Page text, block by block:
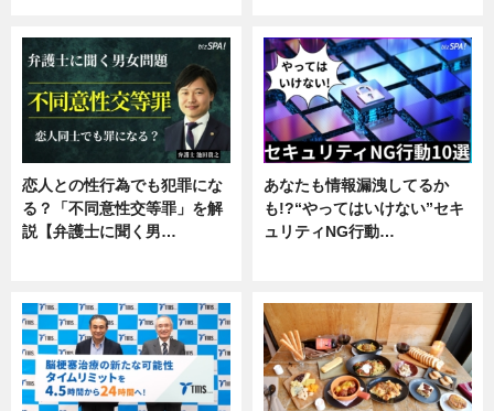
恋人との性行為でも犯罪にな
る？「不同意性交等罪」を解
説【弁護士に聞く男…
あなたも情報漏洩してるか
も!?“やってはいけない”セキ
ュリティNG行動…